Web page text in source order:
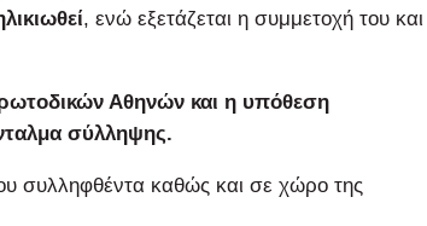
, ενώ εξετάζεται η συμμετοχή του και
Αθηνών και η υπόθεση
σύλληψης.
συλληφθέντα καθώς και σε χώρο της